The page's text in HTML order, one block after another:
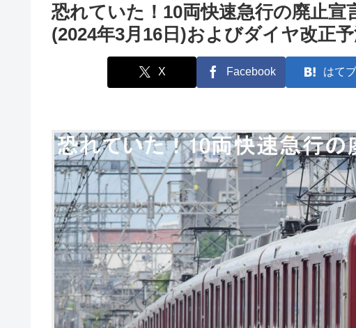
恐れていた！10両快速急行の廃止
(2024年3月16日)およびダイヤ改正
X Facebook はてブ